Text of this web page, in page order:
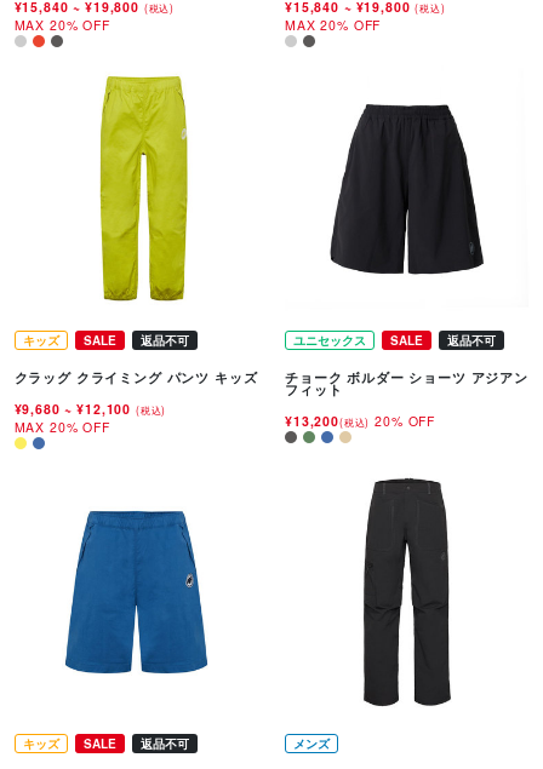
¥15,840~ ¥19,800 (税込)
MAX 20% OFF
¥15,840 ~ ¥19,800(税込)
MAX 20% OFF
キッズ SALE 返品不可
クラッグ クライミング パンツ キッズ
¥9,680~ ¥12,100 (税込)
MAX 20% OFF
ユニセックス SALE 返品不可
チョーク ボルダー ショーツ アジアン
フィット
¥13,200(税込) 20% OFF
キッズ SALE 返品不可 メンズ